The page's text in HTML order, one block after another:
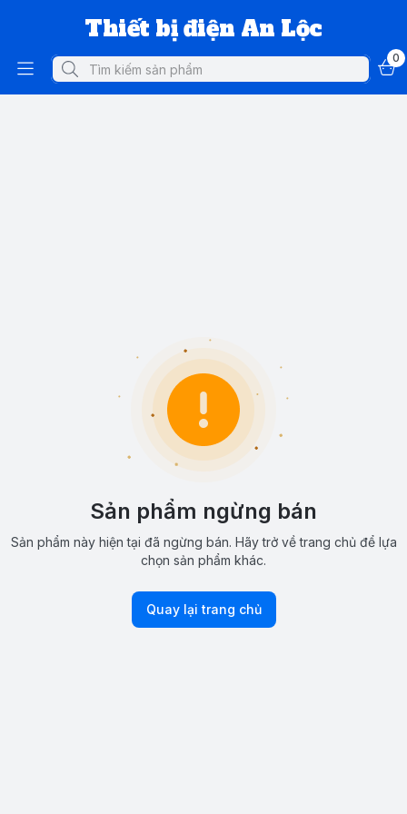
Thiết bị điện An Lộc
0
Sản phẩm ngừng bán
Sản phẩm này hiện tại đã ngừng bán. Hãy trở về trang chủ để lựa
chọn sản phẩm khác.
Quay lại trang chủ